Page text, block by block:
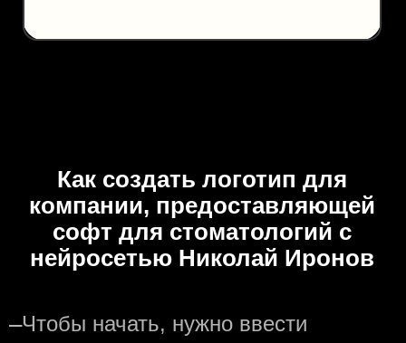
Как создать логотип для
компании, предоставляющей
софт для стоматологий с
нейросетью Николай Иронов
—Чтобы начать, нужно ввести